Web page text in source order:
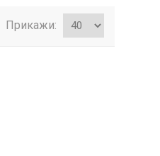
Прикажи: